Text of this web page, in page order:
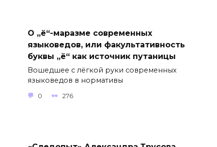
О „ё“-маразме современных
языковедов, или факультативность
буквы „ё“ как источник путаницы
Вошедшее с лёгкой руки современных
языковедов в нормативы
0 276